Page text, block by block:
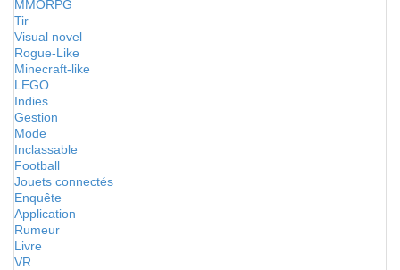
MMORPG
Tir
Visual novel
Rogue-Like
Minecraft-like
LEGO
Indies
Gestion
Mode
Inclassable
Football
Jouets connectés
Enquête
Application
Rumeur
Livre
VR